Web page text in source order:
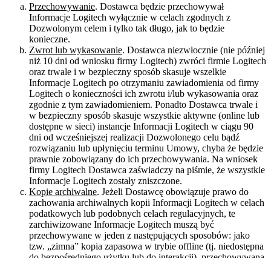
Przechowywanie. Dostawca będzie przechowywał
Informacje Logitech wyłącznie w celach zgodnych z
Dozwolonym celem i tylko tak długo, jak to będzie
konieczne.
Zwrot lub wykasowanie. Dostawca niezwłocznie (nie później
niż 10 dni od wniosku firmy Logitech) zwróci firmie Logitech
oraz trwale i w bezpieczny sposób skasuje wszelkie
Informacje Logitech po otrzymaniu zawiadomienia od firmy
Logitech o konieczności ich zwrotu i/lub wykasowania oraz
zgodnie z tym zawiadomieniem. Ponadto Dostawca trwale i
w bezpieczny sposób skasuje wszystkie aktywne (online lub
dostępne w sieci) instancje Informacji Logitech w ciągu 90
dni od wcześniejszej realizacji Dozwolonego celu bądź
rozwiązaniu lub upłynięciu terminu Umowy, chyba że będzie
prawnie zobowiązany do ich przechowywania. Na wniosek
firmy Logitech Dostawca zaświadczy na piśmie, że wszystkie
Informacje Logitech zostały zniszczone.
Kopie archiwalne. Jeżeli Dostawcę obowiązuje prawo do
zachowania archiwalnych kopii Informacji Logitech w celach
podatkowych lub podobnych celach regulacyjnych, te
zarchiwizowane Informacje Logitech muszą być
przechowywane w jeden z następujących sposobów: jako
tzw. „zimna” kopia zapasowa w trybie offline (tj. niedostępna